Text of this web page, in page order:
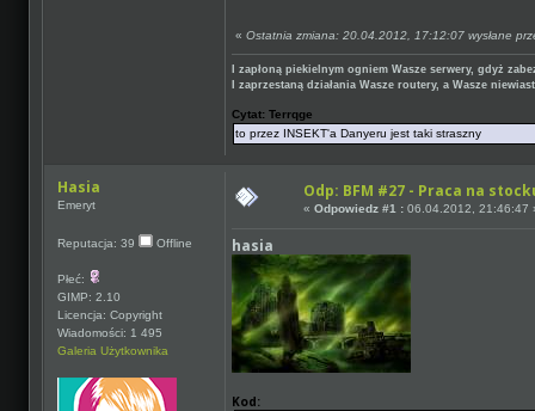
«Ostatnia zmiana: 20.04.2012, 17:12:07 wysłane
I zapłoną piekielnym ogniem Wasze serwery, gdyż
I zaprzestaną działania Wasze routery, a Wasze
Cytat: Terrqge
to przez INSEKT'a Danyeru jest taki straszny
Hasia
Emeryt
Reputacja: 39 Offline
Płeć:
GIMP: 2.10
Licencja: Copyright
Wiadomości: 1 495
Galeria Użytkownika
Odp: BFM #27 - Praca na
«Odpowiedz #1 : 06.04.2012, 21:46:47
hasia
Kod: